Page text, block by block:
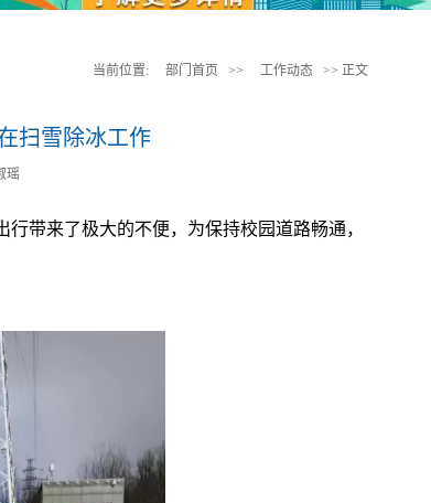
当前位置: 部门首页 >> 工作动态 >> 正文
扫雪除冰工作
瑶
带来了极大的不便，为保持校园道路畅通，